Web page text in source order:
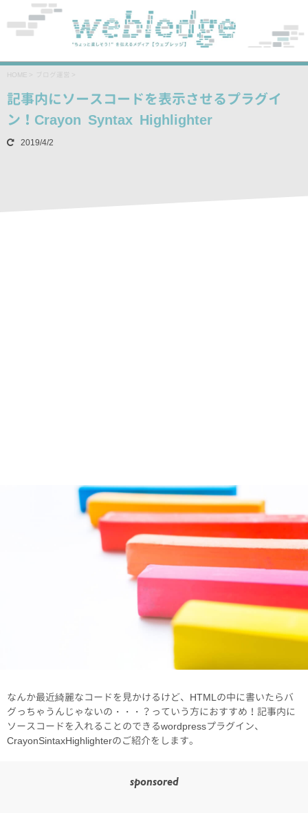
HOME
記事内にソースコードを表示させるプラグイ
ン！Crayon Syntax Highlighter
2019/4/2
なんか最近綺麗なコードを見かけるけど、HTMLの中に書いたらバ
グっちゃうんじゃないの・・・？っていう方におすすめ！記事内に
ソースコードを入れることのできるwordpressプラグイン、
CrayonSintaxHighlighterのご紹介をします。
sponsored